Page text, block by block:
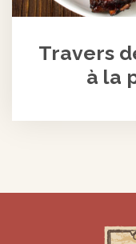
Travers
à la